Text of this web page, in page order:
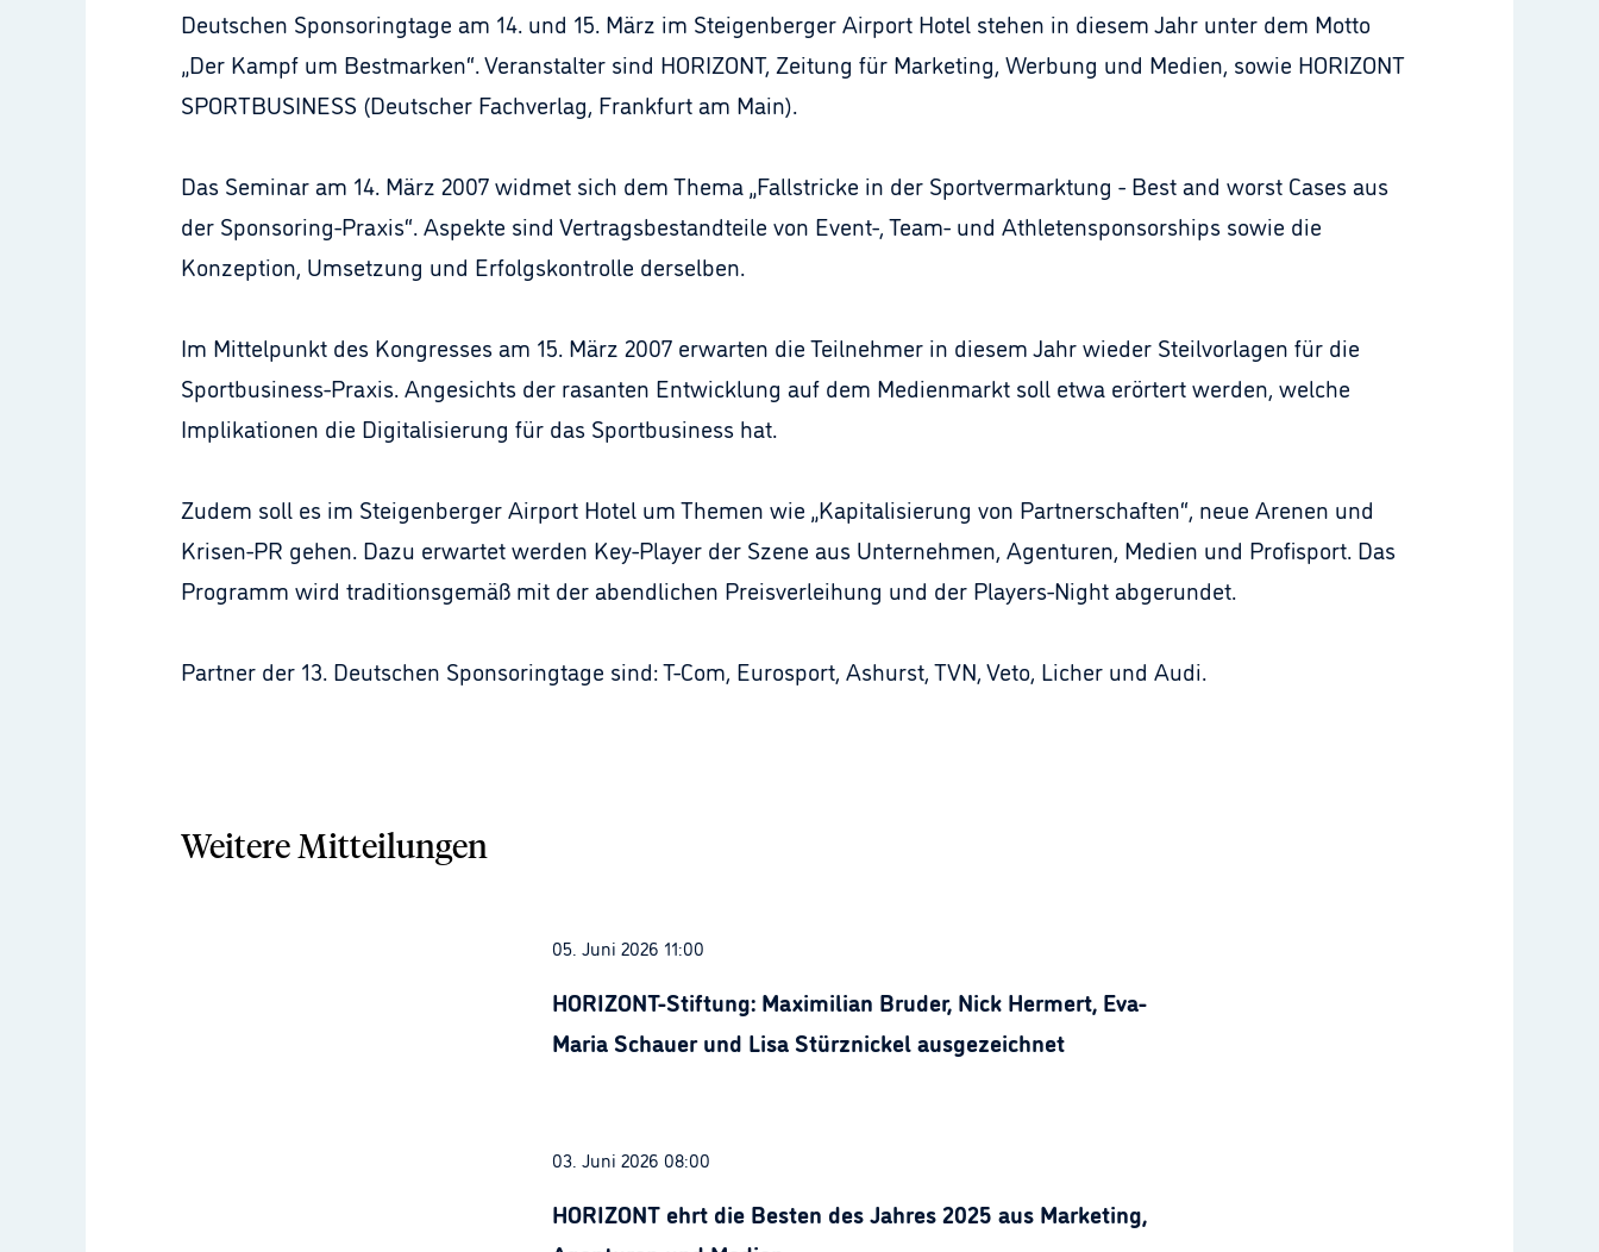
Deutschen Sponsoringtage am 14. und 15. März im Steigenberger Airport Hotel stehen in diesem Jahr unter dem Motto
„Der Kampf um Bestmarken“. Veranstalter sind HORIZONT, Zeitung für Marketing, Werbung und Medien, sowie HORIZONT
SPORTBUSINESS (Deutscher Fachverlag, Frankfurt am Main).
Das Seminar am 14. März 2007 widmet sich dem Thema „Fallstricke in der Sportvermarktung - Best and worst Cases aus
der Sponsoring-Praxis“. Aspekte sind Vertragsbestandteile von Event-, Team- und Athletensponsorships sowie die
Konzeption, Umsetzung und Erfolgskontrolle derselben.
Im Mittelpunkt des Kongresses am 15. März 2007 erwarten die Teilnehmer in diesem Jahr wieder Steilvorlagen für die
Sportbusiness-Praxis. Angesichts der rasanten Entwicklung auf dem Medienmarkt soll etwa erörtert werden, welche
Implikationen die Digitalisierung für das Sportbusiness hat.
Zudem soll es im Steigenberger Airport Hotel um Themen wie „Kapitalisierung von Partnerschaften“, neue Arenen und
Krisen-PR gehen. Dazu erwartet werden Key-Player der Szene aus Unternehmen, Agenturen, Medien und Profisport. Das
Programm wird traditionsgemäß mit der abendlichen Preisverleihung und der Players-Night abgerundet.
Partner der 13. Deutschen Sponsoringtage sind: T-Com, Eurosport, Ashurst, TVN, Veto, Licher und Audi.
Weitere Mitteilungen
05. Juni 2026 11:00
HORIZONT-Stiftung: Maximilian Bruder, Nick Hermert, Eva-
Maria Schauer und Lisa Stürznickel ausgezeichnet
03. Juni 2026 08:00
HORIZONT ehrt die Besten des Jahres 2025 aus Marketing,